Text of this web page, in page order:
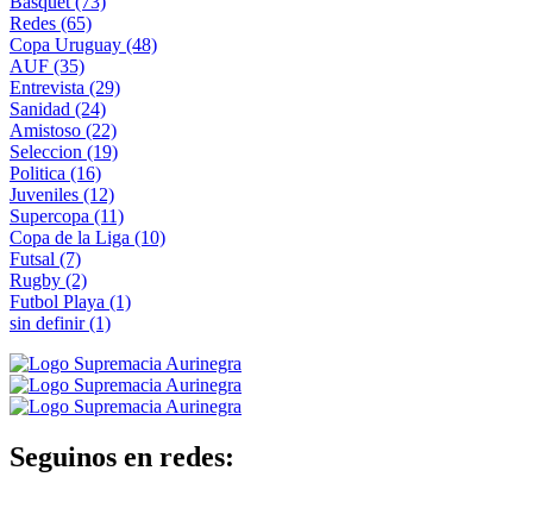
Redes (65)
Copa Uruguay (48)
AUF (35)
Entrevista (29)
Sanidad (24)
Amistoso (22)
Seleccion (19)
Politica (16)
Juveniles (12)
Supercopa (11)
Copa de la Liga (10)
Futsal (7)
Rugby (2)
Futbol Playa (1)
sin definir(1)
Seguinos en redes: